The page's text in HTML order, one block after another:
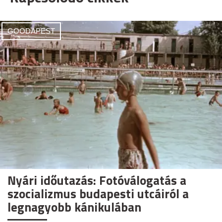
GOODAPEST
Nyári időutazás: Fotóválogatás a
szocializmus budapesti utcáiról a
legnagyobb kánikulában